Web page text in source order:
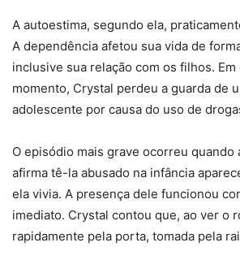
A autoestima, segundo ela,
A dependência afetou sua vida de
inclusive sua relação com os filhos.
momento, Crystal perdeu a guarda de
adolescente por causa do uso de
O episódio mais grave ocorreu quando
afirma tê-la abusado na infância
ela vivia. A presença dele funcionou
imediato. Crystal contou que, ao ver o
rapidamente pela porta, tomada pela